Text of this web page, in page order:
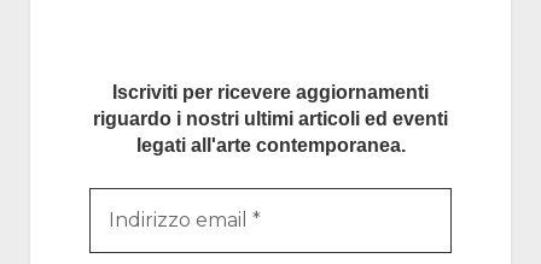
Iscriviti per ricevere aggiornamenti
riguardo i nostri ultimi articoli ed eventi
legati all'arte contemporanea.